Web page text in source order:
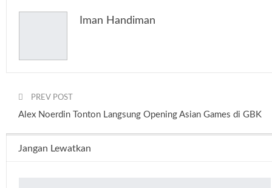
Iman Handiman
PREV POST
Alex Noerdin Tonton Langsung Opening Asian Games di GBK
Jangan Lewatkan